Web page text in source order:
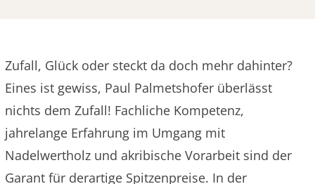
Zufall, Glück oder steckt da doch mehr dahinter?
Eines ist gewiss, Paul Palmetshofer überlässt
nichts dem Zufall! Fachliche Kompetenz,
jahrelange Erfahrung im Umgang mit
Nadelwertholz und akribische Vorarbeit sind der
Garant für derartige Spitzenpreise. In der